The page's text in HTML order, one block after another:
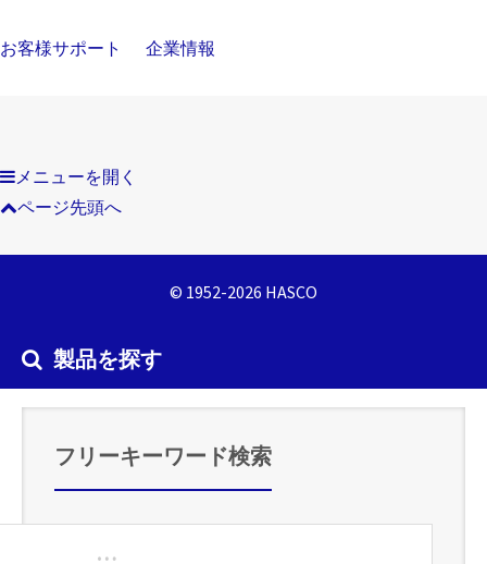
お客様サポート 企業情報
メニューを開く
ページ先頭へ
© 1952-2026 HASCO
製品を探す
フリーキーワード検索